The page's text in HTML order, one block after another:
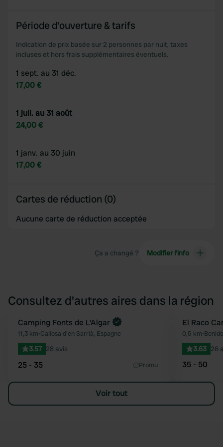
Période d'ouverture & tarifs
Indication de prix basée sur 2 personnes par nuit, taxes
incluses et hors frais supplémentaires éventuels.
1 sept. au 31 déc.
17,00 €
1 juil. au 31 août
24,00 €
1 janv. au 30 juin
17,00 €
Cartes de réduction (0)
Aucune carte de réduction acceptée
Ça a changé ? Modifier l’info
Consultez d'autres aires dans la région
Préféré
Reserve maintenant
Camping Fonts de L'Algar
11,3 km•Callosa d'en Sarrià, Espagne
3.57 28 avis
25 - 35 Promu
El Raco
0,5 km•
3.63 26
35 - 50
Voir tout